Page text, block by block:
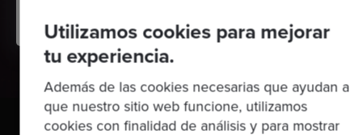
Utilizamos cookies para mejorar
tu experiencia.
Además de las cookies necesarias que ayudan a
que nuestro sitio web funcione, utilizamos
cookies con finalidad de análisis y para mostrar